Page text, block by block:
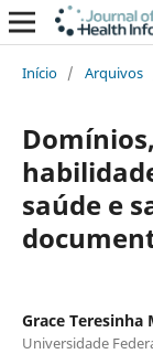
Início / Arquivos
saúde e
Grace Teresinha
Universidade